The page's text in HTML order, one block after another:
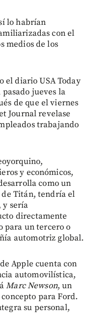
lo habrían
con el
medios de los
el diario USA Today
jueves la
de que el viernes
Journal revelase
trabajando
y económicos,
como un
Titán, tendría el
y sería
directamente
para un tercero o
automotriz global.
Apple cuenta con
automovilística,
Marc Newson, un
para Ford.
su personal,